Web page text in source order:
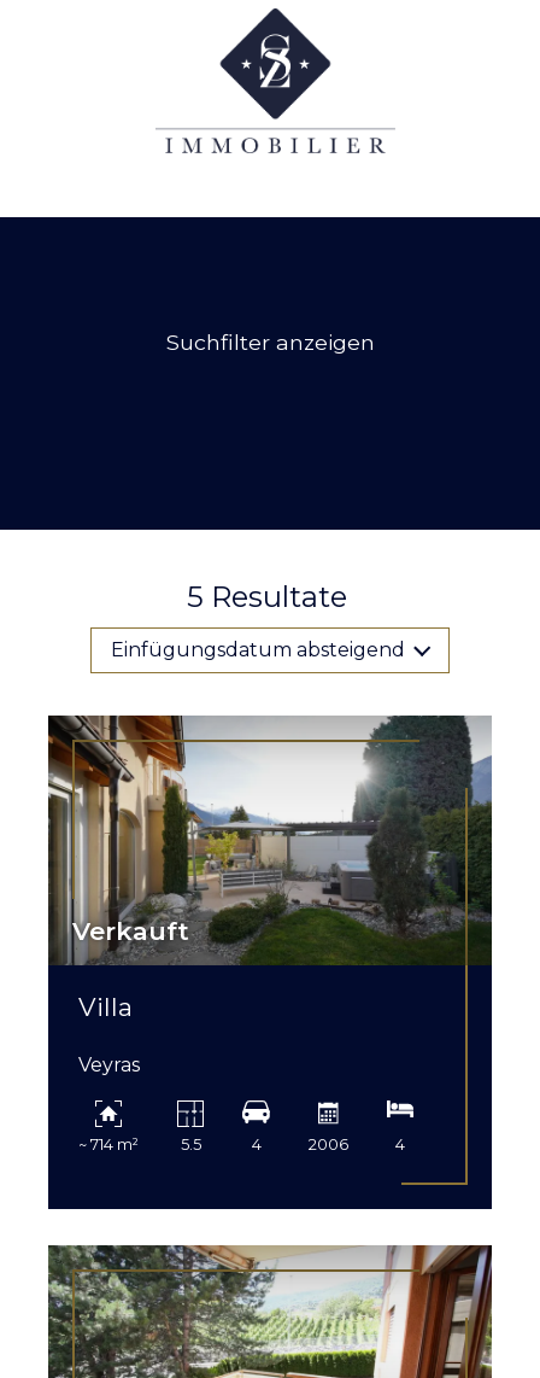
Suchfilter anzeigen
5 Resultate
Einfügungsdatum absteigend
Verkauft
Villa
Veyras
~ 714 m² 5.5 4 2006 4